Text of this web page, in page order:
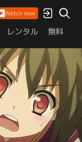
Watch now
レンタル 無料